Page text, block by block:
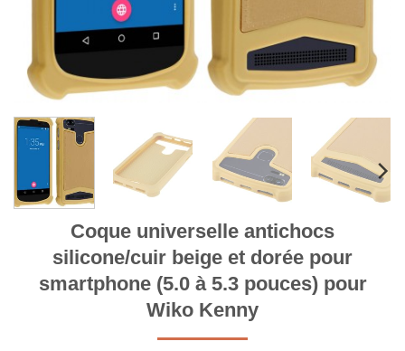
Coque universelle antichocs
silicone/cuir beige et dorée pour
smartphone (5.0 à 5.3 pouces) pour
Wiko Kenny